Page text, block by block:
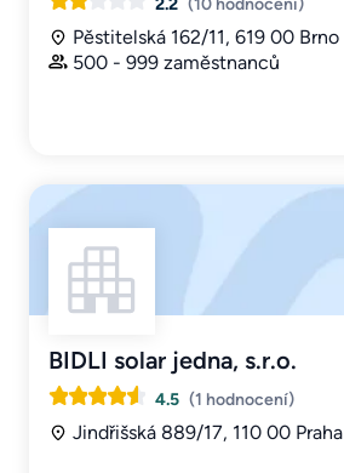
2.2 (10 hodnocení)
Pěstitelská 162/11, 619 00 Brno
500 - 999 zaměstnanců
BIDLI solar jedna, s.r.o.
4.5 (1 hodnocení)
Jindřišská 889/17, 110 00 Praha